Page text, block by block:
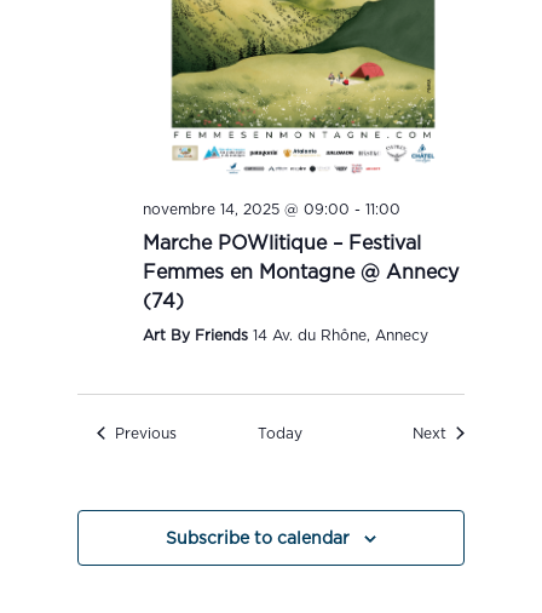
novembre 14, 2025 @ 09:00 -11:00
Marche POWlitique – Festival
Femmes en Montagne @ Annecy
(74)
Art By Friends14 Av. du Rhône, Annecy
PreviousEvents Today NextEvents
Subscribe to calendar